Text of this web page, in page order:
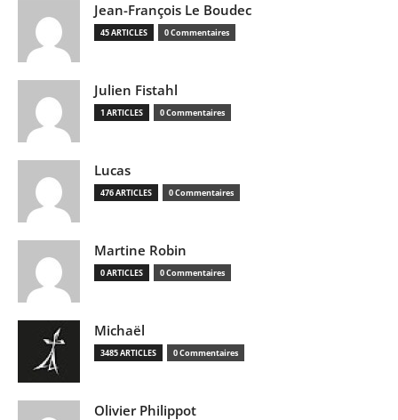
Jean-François Le Boudec
45 ARTICLES 0 Commentaires
Julien Fistahl
1 ARTICLES 0 Commentaires
Lucas
476 ARTICLES 0 Commentaires
Martine Robin
0 ARTICLES 0 Commentaires
Michaël
3485 ARTICLES 0 Commentaires
Olivier Philippot